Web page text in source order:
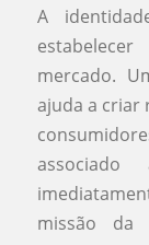
A
mercado.
ajuda a criar
missão da